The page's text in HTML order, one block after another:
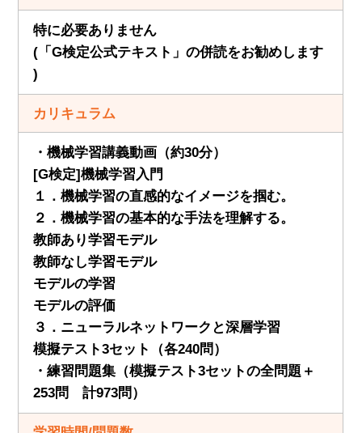
特に必要ありません
(「G検定公式テキスト」の併読をお勧めします
)
カリキュラム
・機械学習講義動画（約30分）
[G検定]機械学習入門
１．機械学習の直感的なイメージを掴む。
２．機械学習の基本的な手法を理解する。
教師あり学習モデル
教師なし学習モデル
モデルの学習
モデルの評価
３．ニューラルネットワークと深層学習
模擬テスト3セット（各240問）
・練習問題集（模擬テスト3セットの全問題＋
253問 計973問）